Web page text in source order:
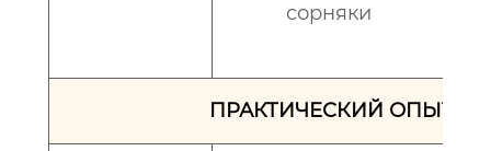
сорняки
ПРАКТИЧЕСКИЙ ОПЫТ